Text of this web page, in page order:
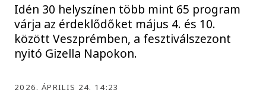
Idén 30 helyszínen több mint 65 program
várja az érdeklődőket május 4. és 10.
között Veszprémben, a fesztiválszezont
nyitó Gizella Napokon.
2026. ÁPRILIS 24. 14:23